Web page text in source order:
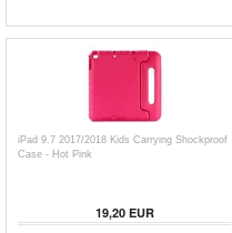
iPad 9.7 2017/2018 Kids Carrying Shockproof
Case - Hot Pink
19,20EUR